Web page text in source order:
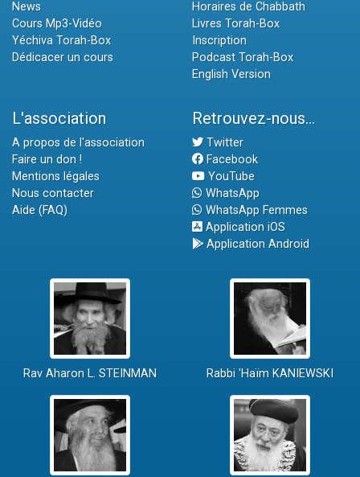
News
Cours Mp3-Vidéo
Yéchiva Torah-Box
Dédicacer un cours
Horaires de Chabbath
Livres Torah-Box
Inscription
Podcast Torah-Box
English Version
L'association
A propos de l'association
Faire un don !
Mentions légales
Nous contacter
Aide (FAQ)
Retrouvez-nous...
Twitter
Facebook
YouTube
WhatsApp
WhatsApp Femmes
Application iOS
Application Android
Rav Aharon L. STEINMAN Rabbi 'Haïm KANIEWSKI